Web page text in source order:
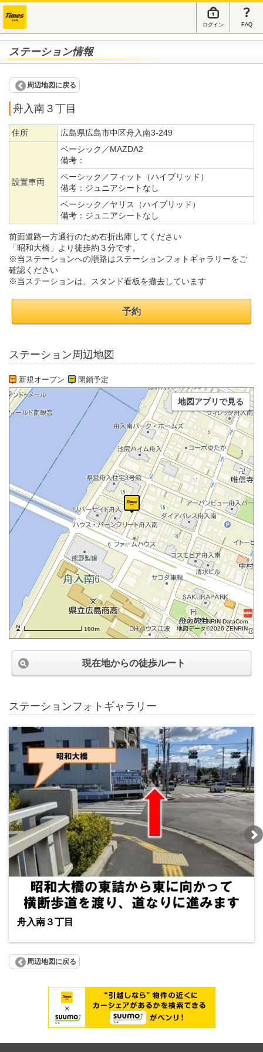
ログイン FAQ
ステーション情報
周辺地図に戻る
舟入南３丁目
住所 広島県広島市中区舟入南3-249
設置車両
ベーシック／MAZDA2
備考：
ベーシック／フィット（ハイブリッド）
備考： ジュニアシートなし
ベーシック／ヤリス（ハイブリッド）
備考： ジュニアシートなし
前面道路一方通行のため右折出庫してください
「昭和大橋」より徒歩約３分です。
※当ステーションへの順路はステーションフォトギャラリーをご
確認ください
※当ステーションは、スタンド看板を撤去しています
予約
ステーション周辺地図
新規オープン 閉鎖予定
100m
©2026 ZENRIN DataCom
地図データ©2026 ZENRIN
地図アプリで見る
現在地からの徒歩ルート
ステーションフォトギャラリー
舟入南３丁目
周辺地図に戻る